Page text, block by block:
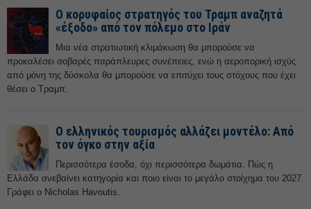
Ο κορυφαίος στρατηγός του Τραμπ αναζητά
«έξοδο» από τον πόλεμο στο Ιράν
Μια νέα στρατιωτική κλιμάκωση θα μπορούσε να
προκαλέσει σοβαρές παράπλευρες συνέπειες, ενώ η αεροπορική ισχύς
από μόνη της δύσκολα θα μπορούσε να επιτύχει τους στόχους που έχει
θέσει ο Τραμπ.
Ο ελληνικός τουρισμός αλλάζει μοντέλο: Από
τον όγκο στην αξία
Περισσότερα έσοδα, όχι περισσότερα δωμάτια. Πώς η
Ελλάδα ανεβαίνει κατηγορία και ποιο είναι το μεγάλο στοίχημα του 2027.
Γράφει ο Nicholas Havoutis.